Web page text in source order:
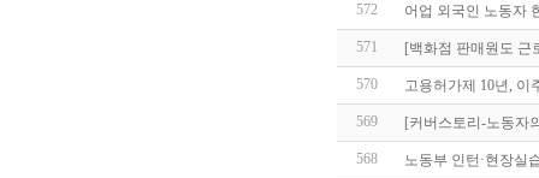
572 어업 외국인 노동자
571 [백화점 판매원도
570 고용허가제 10년,
569 [커버스토리-노동자
568 노동부 인턴·현장실